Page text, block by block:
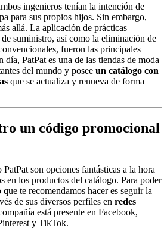
ingenieros tenían la intención de
para sus propios hijos. Sin embargo,
allá. La aplicación de prácticas
suministro, así como la eliminación de
fueron las principales
PatPat es una de las tiendas de moda
del mundo y posee un catálogo con
que se actualiza y renueva de forma
un código promocional
son opciones fantásticas a la hora
en los productos del catálogo. Para poder
te recomendamos hacer es seguir la
de sus diversos perfiles en redes
está presente en Facebook,
y TikTok.